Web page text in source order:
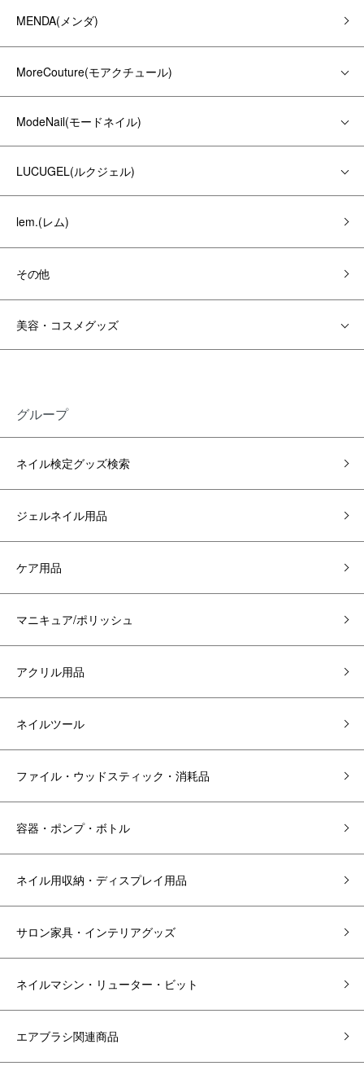
MENDA(メンダ)
MoreCouture(モアクチュール)
ModeNail(モードネイル)
LUCUGEL(ルクジェル)
lem.(レム)
その他
美容・コスメグッズ
グループ
ネイル検定グッズ検索
ジェルネイル用品
ケア用品
マニキュア/ポリッシュ
アクリル用品
ネイルツール
ファイル・ウッドスティック・消耗品
容器・ポンプ・ボトル
ネイル用収納・ディスプレイ用品
サロン家具・インテリアグッズ
ネイルマシン・リューター・ビット
エアブラシ関連商品